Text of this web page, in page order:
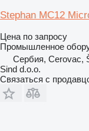
Stephan MC12
Цена по запросу
Промышленное
Сербия, Cerovac,
Sind d.o.o.
Связаться с